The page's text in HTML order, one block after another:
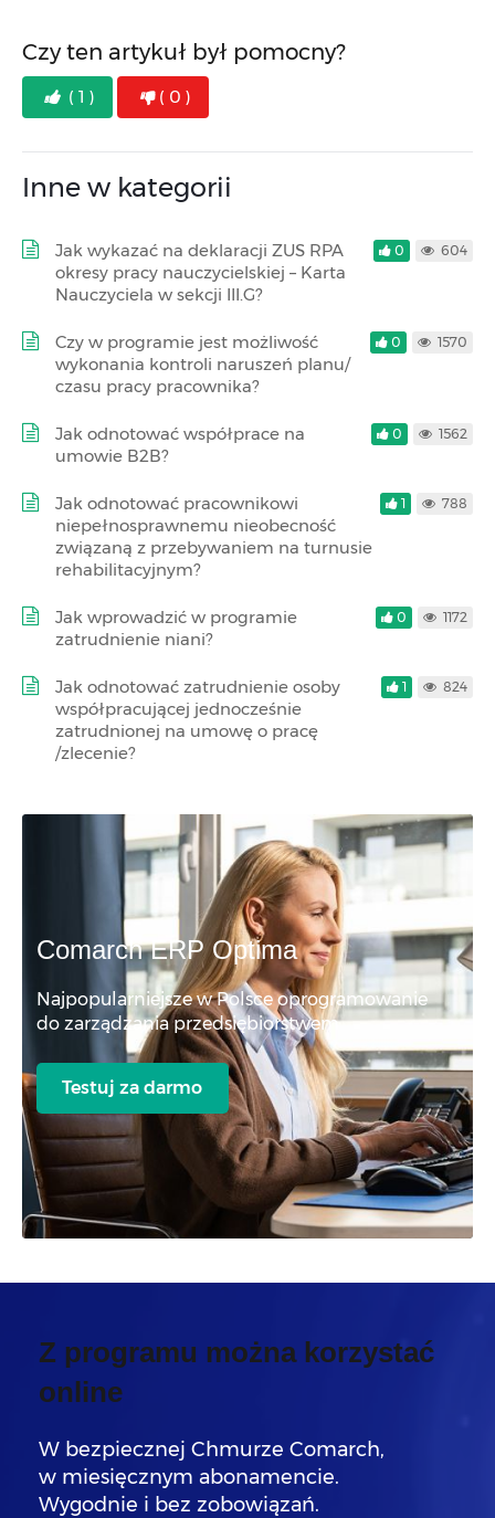
Czy ten artykuł był pomocny?
( 1 ) ( 0 )
Inne w kategorii
Jak wykazać na deklaracji ZUS RPA
okresy pracy nauczycielskiej – Karta
Nauczyciela w sekcji III.G?
0 604
Czy w programie jest możliwość
wykonania kontroli naruszeń planu/
czasu pracy pracownika?
0 1570
Jak odnotować współprace na
umowie B2B?
0 1562
Jak odnotować pracownikowi
niepełnosprawnemu nieobecność
związaną z przebywaniem na turnusie
rehabilitacyjnym?
1 788
Jak wprowadzić w programie
zatrudnienie niani?
0 1172
Jak odnotować zatrudnienie osoby
współpracującej jednocześnie
zatrudnionej na umowę o pracę
/zlecenie?
1 824
Comarch ERP Optima
Najpopularniejsze w Polsce oprogramowanie
do zarządzania przedsiębiorstwem
Testuj za darmo
Z programu można korzystać
online
W bezpiecznej Chmurze Comarch,
w miesięcznym abonamencie.
Wygodnie i bez zobowiązań.